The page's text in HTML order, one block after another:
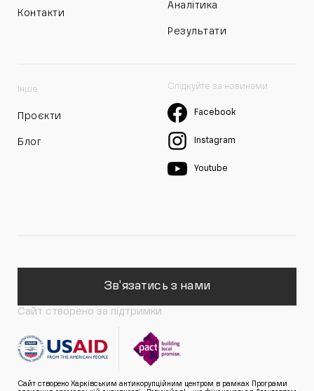
Контакти
Аналітика
Результати
Інше
Проєкти
Блог
Слідкуйте за новинами
Facebook
Instagram
Youtube
Зв'язатись з нами
Сайт створено за підтримки
Сайт створено Харківським антикорупційним центром в рамках Програми